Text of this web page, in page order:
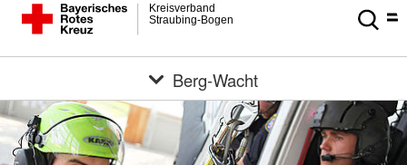
Straubing-Bogen
Kreisverband
Berg-Wacht